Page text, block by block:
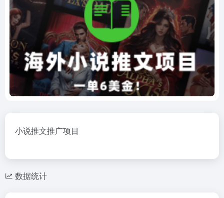
小说推文推广项目
数据统计